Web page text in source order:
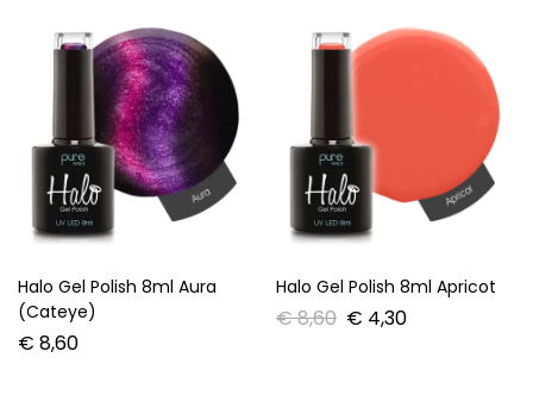
Halo Gel Polish 8ml Aura
(Cateye)
€ 8,60
Halo Gel Polish 8ml Apricot
€8,60 € 4,30